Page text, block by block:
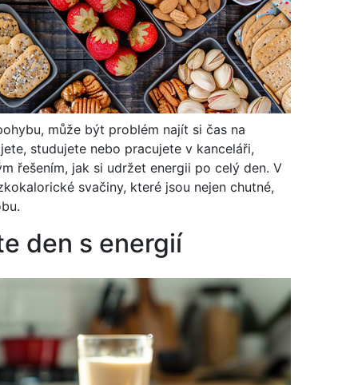
může být problém najít si čas na
studujete nebo pracujete v kanceláři,
řešením, jak si udržet energii po celý den. V
svačiny, které jsou nejen chutné,
den s energií